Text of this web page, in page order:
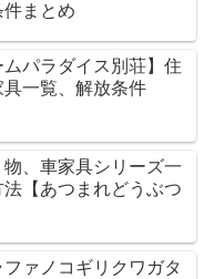
件まとめ
ムパラダイス別荘】住
一覧、解放条件
物、車家具シリーズ一
【あつまれどうぶつ
ファノコギリクワガタ